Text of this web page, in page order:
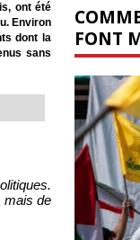
ont été
Environ
dont la
sans
mais de
FONT